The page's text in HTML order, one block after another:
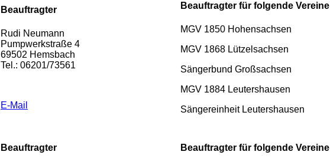
Beauftragter
Rudi Neumann
Pumpwerkstraße 4
69502 Hemsbach
Tel.: 06201/73561
E-Mail
Beauftragter für folgende Vereine
MGV 1850 Hohensachsen
MGV 1868 Lützelsachsen
Sängerbund Großsachsen
MGV 1884 Leutershausen
Sängereinheit Leutershausen
Beauftragter Beauftragter für folgende Vereine